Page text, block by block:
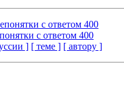
с ответом 400
с ответом 400
] [ теме ] [ автору ]